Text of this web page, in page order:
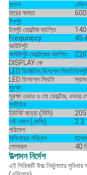
মডেল
হারের ক্ষমতা
ইনপুট
ইনপুট ভোল্টেজ ব্যাপ্তি
Frequnecy
45-
আউটপুট
আউটপুট ভোল্টেজের ব্যাপ্তি
DISPLAY কে
LED ডিজিটাল ডিসপ্লে স্থিতি
LED ডিসপ্লে স্থিতি
সুরক্ষা
সুরক্ষা ওভার ও লো ভোল্টেজ, ওভার
শারীরিক
ইউনিট মাত্রা (মিমি)
নেট ওজন (কেজি)
2.3
পরিবেশ
অভিনয়ের পরিবেশ
গোলমাল
40
উত্পাদন নির্দেশ
এই সিরিজটি উচ্চ নির্ভুলতার